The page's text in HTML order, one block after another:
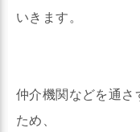
いきます。
仲介機関などを通さ
ため、